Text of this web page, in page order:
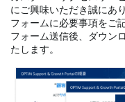
にご興味いただき誠にあ
フォームに必要事項をご
フォーム送信後、ダウン
たします。